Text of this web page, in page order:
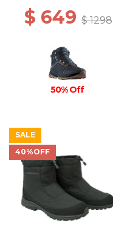
$ 649$ 1298
50% Off
SALE
40%OFF